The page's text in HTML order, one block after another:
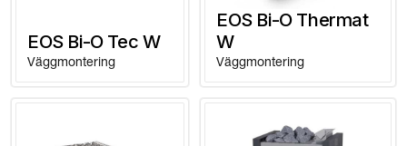
EOS Bi-O Tec W
Väggmontering
EOS Bi-O Thermat
W
Väggmontering